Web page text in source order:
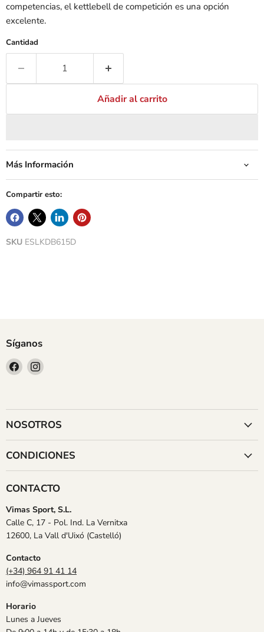
competencias, el kettlebell de competición es una opción
excelente.
Cantidad
Añadir al carrito
Más Información
Compartir esto:
SKU ESLKDB615D
Síganos
Encuéntrenos
en
Encuéntrenos
NOSOTROS
CONDICIONES
CONTACTO
Vimas Sport, S.L.
Calle C, 17 - Pol. Ind. La Vernitxa
12600, La Vall d'Uixó (Castelló)
Contacto
(+34) 964 91 41 14
info@vimassport.com
Horario
Lunes a Jueves